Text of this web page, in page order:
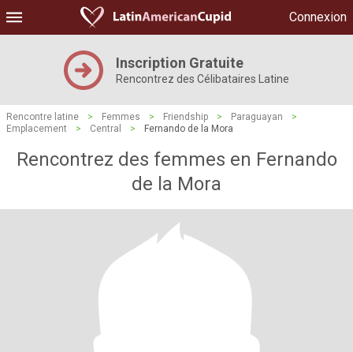
Connexion
Inscription Gratuite
Rencontrez des Célibataires Latine
Rencontre latine > Femmes > Friendship > Paraguayan
>
Emplacement
> Central > Fernando de la Mora
Rencontrez des femmes en Fernando
de la Mora